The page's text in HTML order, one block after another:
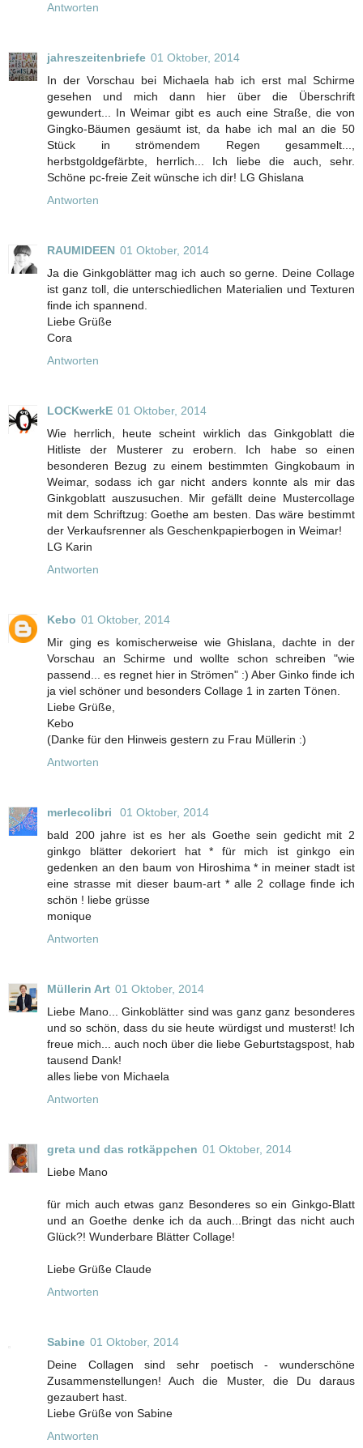
Antworten
jahreszeitenbriefe 01 Oktober, 2014
In der Vorschau bei Michaela hab ich erst mal Schirme
gesehen und mich dann hier über die Überschrift
gewundert... In Weimar gibt es auch eine Straße, die von
Gingko-Bäumen gesäumt ist, da habe ich mal an die 50
Stück in strömendem Regen gesammelt...,
herbstgoldgefärbte, herrlich... Ich liebe die auch, sehr.
Schöne pc-freie Zeit wünsche ich dir! LG Ghislana
Antworten
RAUMIDEEN 01 Oktober, 2014
Ja die Ginkgoblätter mag ich auch so gerne. Deine Collage
ist ganz toll, die unterschiedlichen Materialien und Texturen
finde ich spannend.
Liebe Grüße
Cora
Antworten
LOCKwerkE 01 Oktober, 2014
Wie herrlich, heute scheint wirklich das Ginkgoblatt die
Hitliste der Musterer zu erobern. Ich habe so einen
besonderen Bezug zu einem bestimmten Gingkobaum in
Weimar, sodass ich gar nicht anders konnte als mir das
Ginkgoblatt auszusuchen. Mir gefällt deine Mustercollage
mit dem Schriftzug: Goethe am besten. Das wäre bestimmt
der Verkaufsrenner als Geschenkpapierbogen in Weimar!
LG Karin
Antworten
Kebo 01 Oktober, 2014
Mir ging es komischerweise wie Ghislana, dachte in der
Vorschau an Schirme und wollte schon schreiben "wie
passend... es regnet hier in Strömen" :) Aber Ginko finde ich
ja viel schöner und besonders Collage 1 in zarten Tönen.
Liebe Grüße,
Kebo
(Danke für den Hinweis gestern zu Frau Müllerin :)
Antworten
merlecolibri
01 Oktober, 2014
bald 200 jahre ist es her als Goethe sein gedicht mit 2
ginkgo blätter dekoriert hat * für mich ist ginkgo ein
gedenken an den baum von Hiroshima * in meiner stadt ist
eine strasse mit dieser baum-art * alle 2 collage finde ich
schön ! liebe grüsse
monique
Antworten
Müllerin Art 01 Oktober, 2014
Liebe Mano... Ginkoblätter sind was ganz ganz besonderes
und so schön, dass du sie heute würdigst und musterst! Ich
freue mich... auch noch über die liebe Geburtstagspost, hab
tausend Dank!
alles liebe von Michaela
Antworten
greta und das rotkäppchen 01 Oktober, 2014
Liebe Mano
für mich auch etwas ganz Besonderes so ein Ginkgo-Blatt
und an Goethe denke ich da auch...Bringt das nicht auch
Glück?! Wunderbare Blätter Collage!
Liebe Grüße Claude
Antworten
Sabine 01 Oktober, 2014
Deine Collagen sind sehr poetisch - wunderschöne
Zusammenstellungen! Auch die Muster, die Du daraus
gezaubert hast.
Liebe Grüße von Sabine
Antworten